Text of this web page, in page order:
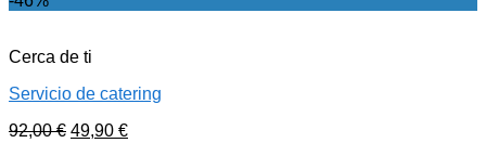
Cerca de ti
Servicio de catering
92,00€ 49,90 €